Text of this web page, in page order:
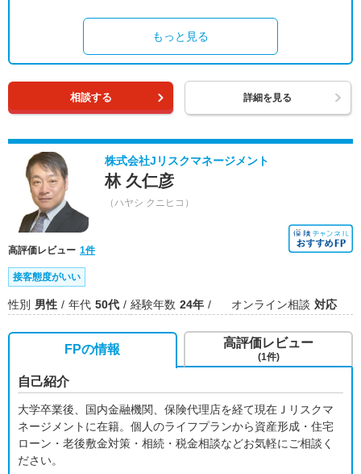
もっと見る
相談する 詳細を見る
株式会社Jリスクマネージメント
林 久仁彦
（ハヤシ クニヒコ）
高評価レビュー 1件
接客態度がいい
性別 男性 年代 50代 経験年数 24年 オンライン相談 対応
FPの情報
自己紹介
大学卒業後、国内金融機関、保険代理店を経て現在Ｊリスクマ
ネージメントに在籍。個人のライフプランから資産形成・住宅
ローン・老後敷金対策・相続・税金相談などお気軽にご相談く
ださい。
高評価レビュー
(1件)